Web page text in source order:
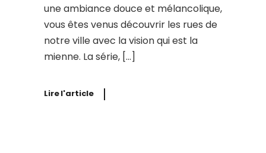
une ambiance douce et mélancolique,
vous êtes venus découvrir les rues de
notre ville avec la vision qui est la
mienne. La série, […]
Lire l'article